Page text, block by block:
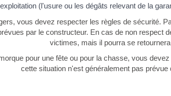
(l'usure ou les dégâts relevant de la
vous devez respecter les règles de sécurité.
par le constructeur. En cas de non respect
victimes, mais il pourra se
pour une fête ou pour la chasse, vous
cette situation n'est généralement pas